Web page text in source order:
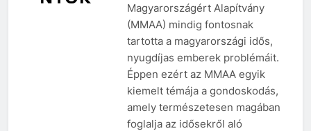
Magyarországért Alapítvány
(MMAA) mindig fontosnak
tartotta a magyarországi idős,
nyugdíjas emberek problémáit.
Éppen ezért az MMAA egyik
kiemelt témája a gondoskodás,
amely természetesen magában
foglalja az idősekről aló